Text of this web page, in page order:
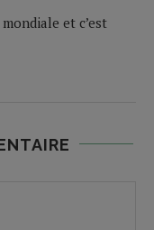
et c’est